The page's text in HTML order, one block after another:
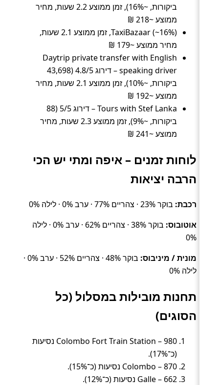
ביקורות, ~16%), זמן ממוצע 2.2 שעות, מחיר
ממוצע ~218 ₪
TaxiBazaar (~16%), זמן ממוצע 2.1 שעות,
מחיר ממוצע ~179 ₪
Daytrip private transfer with English
speaking driver – דירוג 4.8/5 (43,698
ביקורות, ~10%), זמן ממוצע 2.1 שעות, מחיר
ממוצע ~192 ₪
Tours with Stef Lanka – דירוג 5/5 (88
ביקורות, ~9%), זמן ממוצע 2.3 שעות, מחיר
ממוצע ~241 ₪
לוחות זמנים – איפה ומתי יש הכי
הרבה יציאות
רכבת: בוקר 23% · צהריים 77% · ערב 0% · לילה 0%
אוטובוס:
בוקר 38% · צהריים 62% · ערב 0% · לילה
0%
מונית / מיניבוס:
בוקר 48% · צהריים 52% · ערב 0% ·
לילה 0%
תחנות מובילות במסלול (כל
הסוגים)
Colombo Fort Train Station – 980 נסיעות
(כ־17%).
Colombo – 870 נסיעות (כ־15%).
Galle – 662 נסיעות (כ־12%).